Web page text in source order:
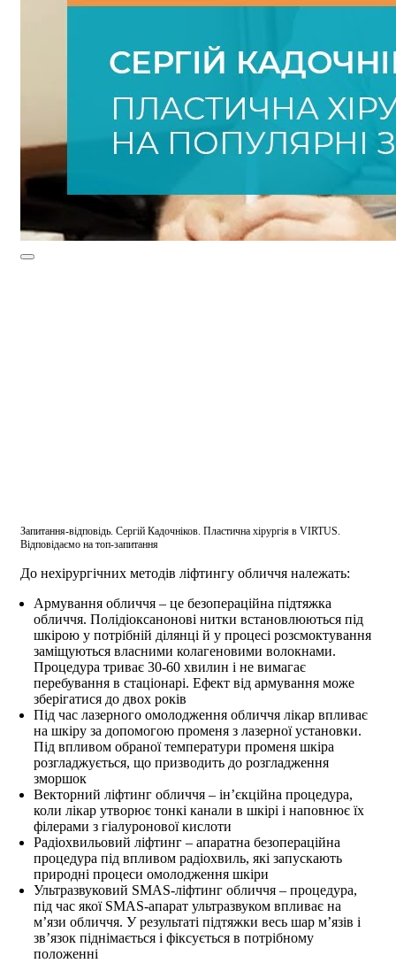
Запитання-відповідь. Сергій Кадочніков. Пластична хірургія в VIRTUS.
Відповідаємо на топ-запитання
До нехірургічних методів ліфтингу обличчя належать:
Армування обличчя – це безопераційна підтяжка
обличчя. Полідіоксанонові нитки встановлюються під
шкірою у потрібній ділянці й у процесі розсмоктування
заміщуються власними колагеновими волокнами.
Процедура триває 30-60 хвилин і не вимагає
перебування в стаціонарі. Ефект від армування може
зберігатися до двох років
Під час лазерного омолодження обличчя лікар впливає
на шкіру за допомогою променя з лазерної установки.
Під впливом обраної температури променя шкіра
розгладжується, що призводить до розгладження
зморшок
Векторний ліфтинг обличчя – ін’єкційна процедура,
коли лікар утворює тонкі канали в шкірі і наповнює їх
філерами з гіалуронової кислоти
Радіохвильовий ліфтинг – апаратна безопераційна
процедура під впливом радіохвиль, які запускають
природні процеси омолодження шкіри
Ультразвуковий SMAS-ліфтинг обличчя – процедура,
під час якої SMAS-апарат ультразвуком впливає на
м’язи обличчя. У результаті підтяжки весь шар м’язів і
зв’язок піднімається і фіксується в потрібному
положенні